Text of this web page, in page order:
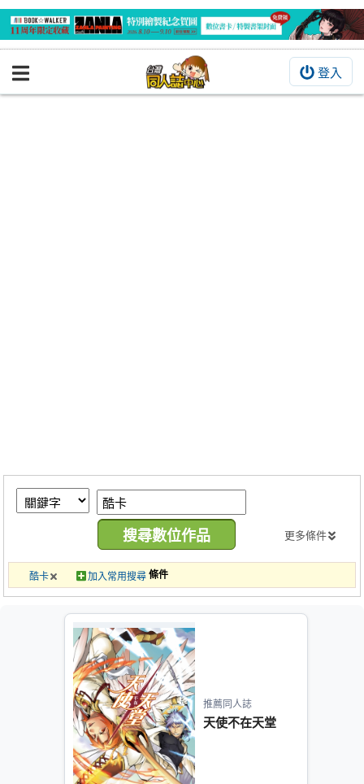
登入
BOOKY書集倉庫
繪圖藝廊
交流中心
攤位轉讓區
會員功能選單
會員中心
登入
更多條件
條件
酷卡 加入常用搜尋
推薦同人誌
天使不在天堂